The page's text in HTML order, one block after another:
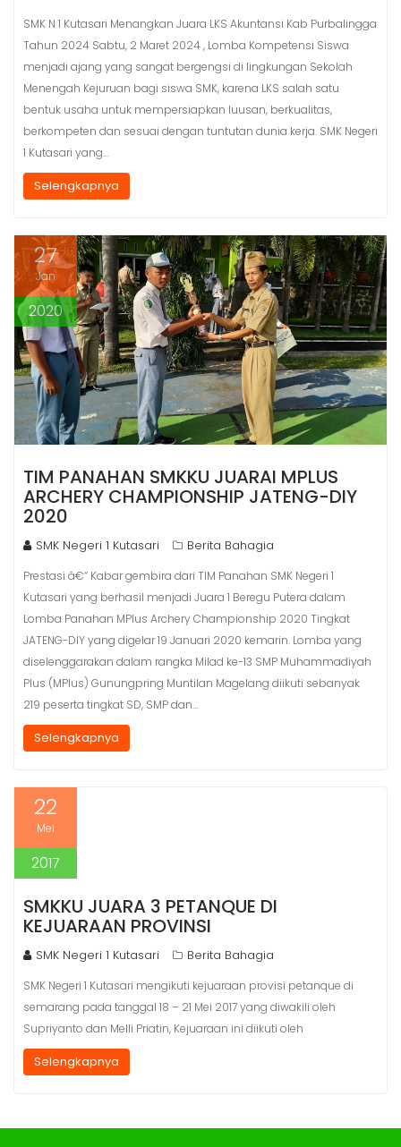
SMK N 1 Kutasari Menangkan Juara LKS Akuntansi Kab Purbalingga
Tahun 2024 Sabtu, 2 Maret 2024 , Lomba Kompetensi Siswa
menjadi ajang yang sangat bergengsi di lingkungan Sekolah
Menengah Kejuruan bagi siswa SMK, karena LKS salah satu
bentuk usaha untuk mempersiapkan luusan, berkualitas,
berkompeten dan sesuai dengan tuntutan dunia kerja. SMK Negeri
1 Kutasari yang…
Selengkapnya
27
Jan
2020
TIM PANAHAN SMKKU JUARAI MPLUS
ARCHERY CHAMPIONSHIP JATENG-DIY
2020
SMK Negeri 1 Kutasari Berita Bahagia
Prestasi â€“ Kabar gembira dari TIM Panahan SMK Negeri 1
Kutasari yang berhasil menjadi Juara 1 Beregu Putera dalam
Lomba Panahan MPlus Archery Championship 2020 Tingkat
JATENG-DIY yang digelar 19 Januari 2020 kemarin. Lomba yang
diselenggarakan dalam rangka Milad ke-13 SMP Muhammadiyah
Plus (MPlus) Gunungpring Muntilan Magelang diikuti sebanyak
219 peserta tingkat SD, SMP dan…
Selengkapnya
22
Mei
2017
SMKKU JUARA 3 PETANQUE DI
KEJUARAAN PROVINSI
SMK Negeri 1 Kutasari Berita Bahagia
SMK Negeri 1 Kutasari mengikuti kejuaraan provisi petanque di
semarang pada tanggal 18 – 21 Mei 2017 yang diwakili oleh
Supriyanto dan Melli Priatin, Kejuaraan ini diikuti oleh
Selengkapnya